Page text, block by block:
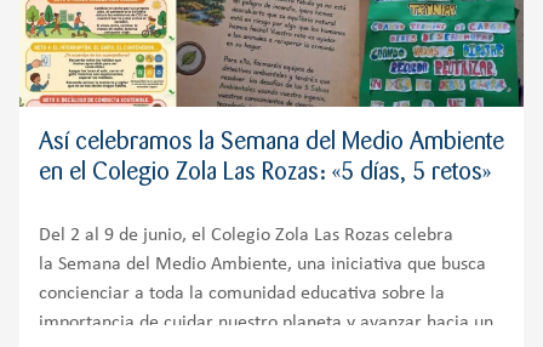
Así celebramos la Semana del Medio Ambiente
en el Colegio Zola Las Rozas: «5 días, 5 retos»
Del 2 al 9 de junio, el Colegio Zola Las Rozas celebra
la Semana del Medio Ambiente, una iniciativa que busca
concienciar a toda la comunidad educativa sobre la
importancia de cuidar nuestro planeta y avanzar hacia un